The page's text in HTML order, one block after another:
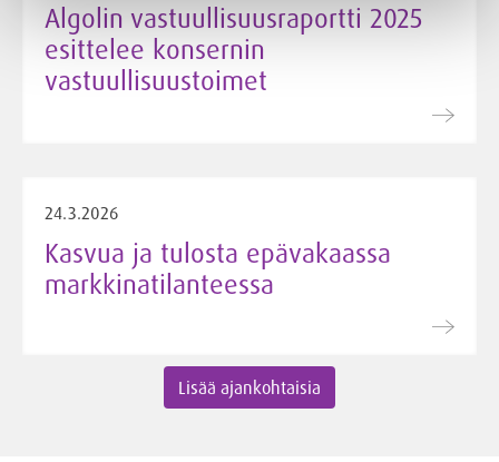
Algolin vastuullisuusraportti 2025
esittelee konsernin
vastuullisuustoimet
24.3.2026
Kasvua ja tulosta epävakaassa
markkinatilanteessa
Lisää ajankohtaisia